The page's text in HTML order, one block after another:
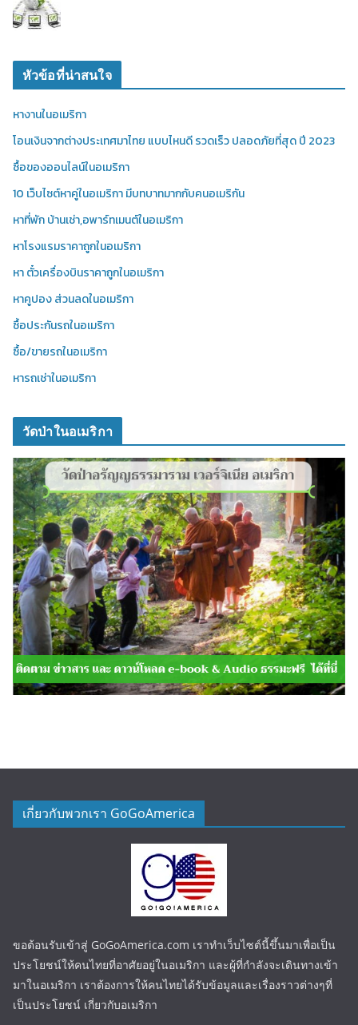
หัวข้อที่น่าสนใจ
หางานในอเมริกา
โอนเงินจากต่างประเทศมาไทย แบบไหนดี รวดเร็ว ปลอดภัยที่สุด ปี 2023
ซื้อของออนไลน์ในอเมริกา
10 เว็บไซต์หาคู่ในอเมริกา มีบทบาทมากกับคนอเมริกัน
หาที่พัก บ้านเช่า,อพาร์ทเมนต์ในอเมริกา
หาโรงแรมราคาถูกในอเมริกา
หา ตั๋วเครื่องบินราคาถูกในอเมริกา
หาคูปอง ส่วนลดในอเมริกา
ซื้อประกันรถในอเมริกา
ซื้อ/ขายรถในอเมริกา
หารถเช่าในอเมริกา
วัดป่าในอเมริกา
เกี่ยวกับพวกเรา GoGoAmerica
ขอต้อนรับเข้าสู่ GoGoAmerica.com เราทำเว็บไซต์นี้ขึ้นมาเพื่อเป็น
ประโยชน์ให้คนไทยที่อาศัยอยู่ในอเมริกา และผู้ที่กำลังจะเดินทางเข้า
มาในอเมริกา เราต้องการให้คนไทยได้รับข้อมูลและเรื่องราวต่างๆที่
เป็นประโยชน์ เกี่ยวกับอเมริกา